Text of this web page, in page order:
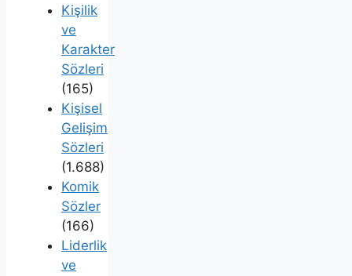
Kişilik
ve
Karakter
Sözleri
(165)
Kişisel
Gelişim
Sözleri
(1.688)
Komik
Sözler
(166)
Liderlik
ve